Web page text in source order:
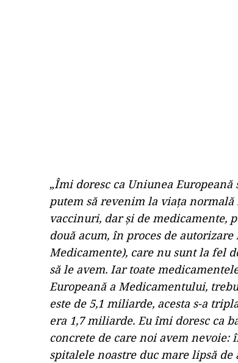
„Îmi doresc ca Uniunea
putem să revenim la viaţa
vaccinuri, dar şi de medicamente,
două acum, în proces de
Medicamente), care nu sunt la fel
să le avem. Iar toate
Europeană a Medicamentului,
este de 5,1 miliarde, acesta s-a
era 1,7 miliarde. Eu îmi doresc ca
concrete de care noi avem
spitalele noastre duc mare lipsă